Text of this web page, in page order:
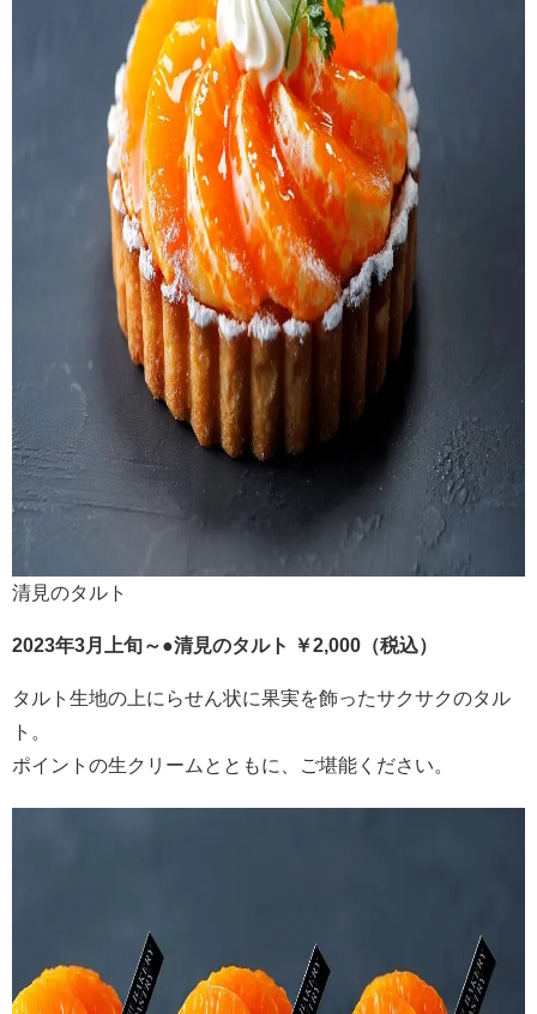
清見のタルト
2023年3月上旬～●清見のタルト ￥2,000（税込）
タルト生地の上にらせん状に果実を飾ったサクサクのタル
ト。
ポイントの生クリームとともに、ご堪能ください。